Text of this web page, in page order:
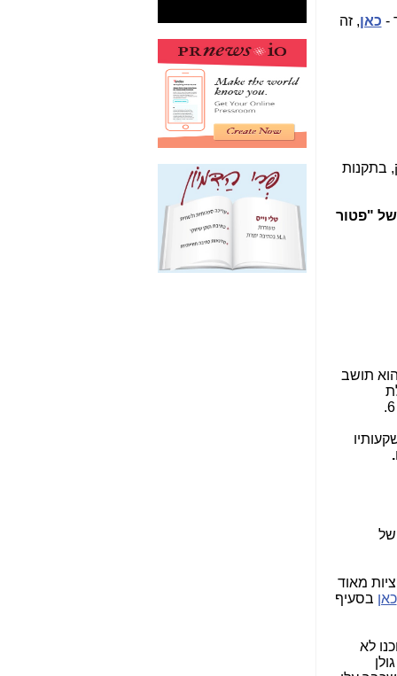
- כאן, זה
בתקנות
"פטור
תושב
של
מאוד
כאן בסעיף
לא
האם ביבי כשר
תקשורת עזר לקב'
בזק? -כאן
מה מקור ה-Fake
News שהביא לתפירת
תיק לביבי והעלמת
החשודים הנכונים -כאן
אחת הרגליים של "תיק
4000 התפור"
התמוטטה היום
בניצחון (כפול) של בזק
-
כאן
איך כתבות מפנקות